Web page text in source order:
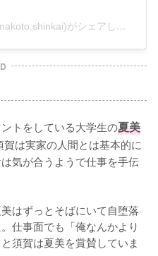
新海誠（Makoto Shinkai）(@makoto.shinkai)がシェアした投稿
トをしている大学生の夏美
賀は実家の人間とは基本的に
気が合うようで仕事を手伝
はずっとそばにいて自堕落
仕事面でも「俺なんかより
須賀は夏美を賞賛していま